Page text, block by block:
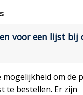
voor een lijst bij
mogelijkheid om de
te bestellen. Er zijn